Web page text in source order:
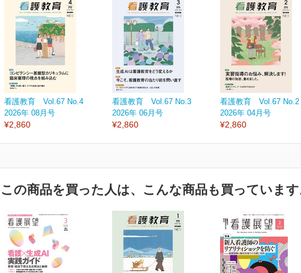
看護教育 Vol.67 No.4
2026年 08月号
¥2,860
看護教育 Vol.67 No.3
2026年 06月号
¥2,860
看護教育 Vol.67 No.2
2026年 04月号
¥2,860
この商品を買った人は、こんな商品も買っています